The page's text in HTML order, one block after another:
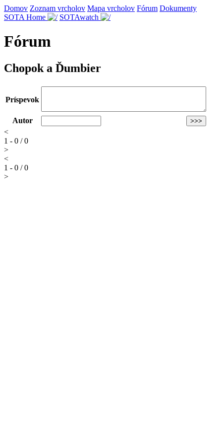
Domov Zoznam vrcholov Mapa vrcholov Fórum Dokumenty
SOTA Home
SOTAwatch
Fórum
Chopok a Ďumbier
Príspevok
Autor
<
1 - 0 / 0
>
<
1 - 0 / 0
>